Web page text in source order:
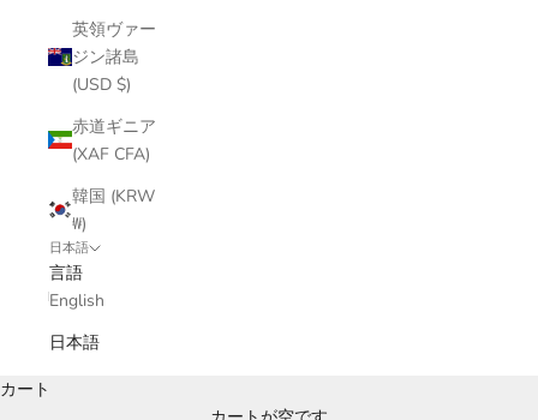
英領ヴァー
ジン諸島
(USD $)
赤道ギニア
(XAF CFA)
韓国 (KRW
₩)
日本語
言語
English
日本語
カート